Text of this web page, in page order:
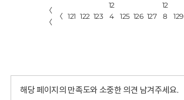
〈
〈
〈 121 122 123
12
4
125 126 127
12
8
129
해당 페이지의 만족도와 소중한 의견 남겨주세요.